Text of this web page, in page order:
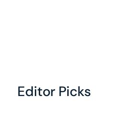
Editor Picks